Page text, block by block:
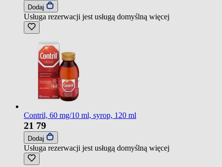
Dodaj
Usługa rezerwacji jest usługą domyślną więcej
Contril, 60 mg/10 ml, syrop, 120 ml
21 79
Dodaj
Usługa rezerwacji jest usługą domyślną więcej